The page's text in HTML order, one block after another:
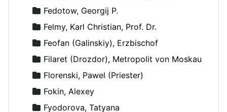
Fedotow, Georgij P.
Felmy, Karl Christian, Prof. Dr.
Feofan (Galinskiy), Erzbischof
Filaret (Drozdor), Metropolit von Moskau
Florenski, Pawel (Priester)
Fokin, Alexey
Fyodorova, Tatyana